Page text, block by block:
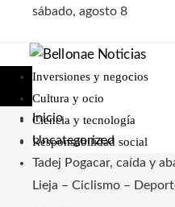
sábado, agosto 8
Inversiones y negocios
Cultura y ocio
Ciencia y tecnología
Responsabilidad social
Inicio
Uncategorized
Tadej Pogacar, caída y
Lieja – Ciclismo –